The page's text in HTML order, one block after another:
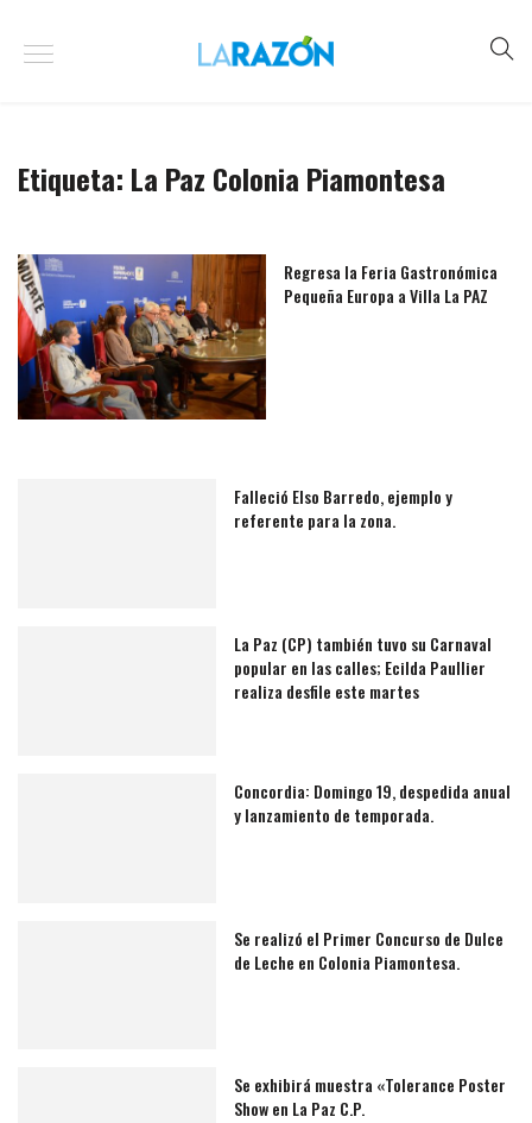
Etiqueta: La Paz Colonia Piamontesa
Regresa la Feria Gastronómica
Pequeña Europa a Villa La PAZ
Falleció Elso Barredo, ejemplo y
referente para la zona.
La Paz (CP) también tuvo su Carnaval
popular en las calles; Ecilda Paullier
realiza desfile este martes
Concordia: Domingo 19, despedida anual
y lanzamiento de temporada.
Se realizó el Primer Concurso de Dulce
de Leche en Colonia Piamontesa.
Se exhibirá muestra «Tolerance Poster
Show en La Paz C.P.